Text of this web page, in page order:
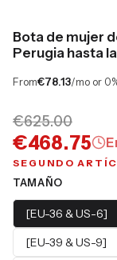
Bota de mujer
Perugia hasta
From€78.13/mo or
€625.00
€468.75
SEGUNDO
TAMAÑO
[EU-36 & US-6]
[EU-39 & US-9]